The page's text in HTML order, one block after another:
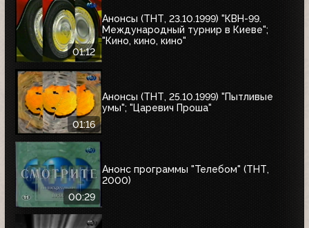
01:12
Анонсы (ТНТ, 23.10.1999) "КВН-99.
Международный турнир в Киеве";
"Кино, кино, кино"
01:16
Анонсы (ТНТ, 25.10.1999) "Пытливые
умы"; "Царевич Проша"
00:29
Анонс программы "Телебом" (ТНТ,
2000)